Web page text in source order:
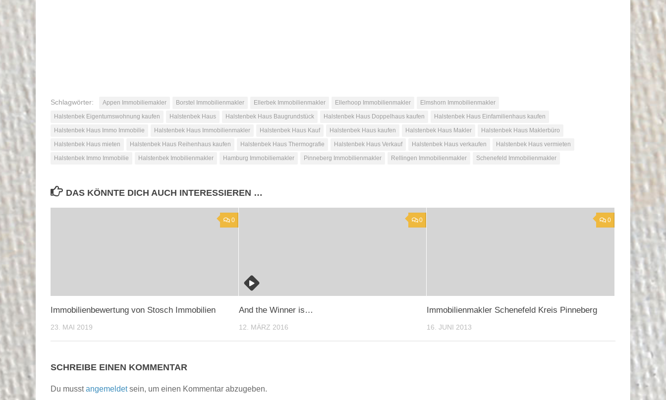
Schlagwörter: Appen Immobiliemakler Borstel Immobilienmakler Ellerbek Immobilienmakler Ellerhoop Immobilienmakler
Elmshorn Immobilienmakler
Halstenbek Eigentumswohnung kaufen
Halstenbek Haus Halstenbek Haus Baugrundstück Halstenbek Haus Doppelhaus kaufen
Halstenbek Haus Einfamilienhaus kaufen
Halstenbek Haus Immo Immobilie
Halstenbek Haus Immobilienmakler Halstenbek Haus Kauf Halstenbek Haus kaufen Halstenbek Haus Makler
Halstenbek Haus Maklerbüro
Halstenbek Haus mieten
Halstenbek Haus Reihenhaus kaufen Halstenbek Haus Thermografie Halstenbek Haus Verkauf Halstenbek Haus verkaufen
Halstenbek Haus vermieten
Halstenbek Immo Immobilie
Halstenbek Imobilienmakler Hamburg Immobiliemakler Pinneberg Immobilienmakler Rellingen Immobilienmakler Schenefeld Immobilienmakler
DAS KÖNNTE DICH AUCH INTERESSIEREN …
0
Immobilienbewertung von Stosch Immobilien
23. MAI 2019
0
And the Winner is…
12. MÄRZ 2016
0
Immobilienmakler Schenefeld Kreis Pinneberg
16. JUNI 2013
SCHREIBE EINEN KOMMENTAR
Du musstangemeldetsein, um einen Kommentar abzugeben.